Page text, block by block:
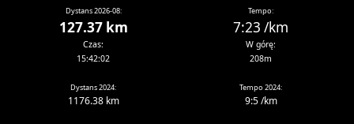
Dystans 2026-08:
127.37 km
Tempo:
7:23 /km
Czas:
15:42:02
W górę:
208m
Dystans 2024:
1176.38 km
Tempo 2024:
9:5 /km